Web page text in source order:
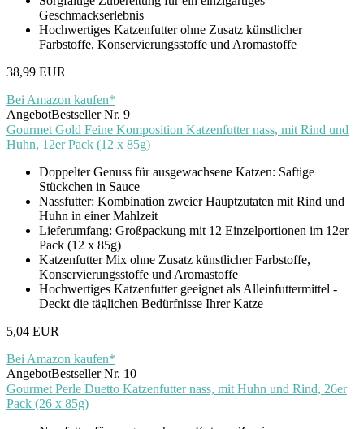
Geschmackserlebnis
Hochwertiges Katzenfutter ohne Zusatz künstlicher
Farbstoffe, Konservierungsstoffe und Aromastoffe
38,99 EUR
Bei Amazon kaufen*
AngebotBestseller Nr. 9
Gourmet Gold Feine Komposition Katzenfutter nass, mit Rind und
Huhn, 12er Pack (12 x 85g)
Doppelter Genuss für ausgewachsene Katzen: Saftige
Stückchen in Sauce
Nassfutter: Kombination zweier Hauptzutaten mit Rind und
Huhn in einer Mahlzeit
Lieferumfang: Großpackung mit 12 Einzelportionen im 12er
Pack (12 x 85g)
Katzenfutter Mix ohne Zusatz künstlicher Farbstoffe,
Konservierungsstoffe und Aromastoffe
Hochwertiges Katzenfutter geeignet als Alleinfuttermittel -
Deckt die täglichen Bedürfnisse Ihrer Katze
5,04 EUR
Bei Amazon kaufen*
AngebotBestseller Nr. 10
Gourmet Perle Duetto Katzenfutter nass, mit Huhn und Rind, 26er
Pack (26 x 85g)